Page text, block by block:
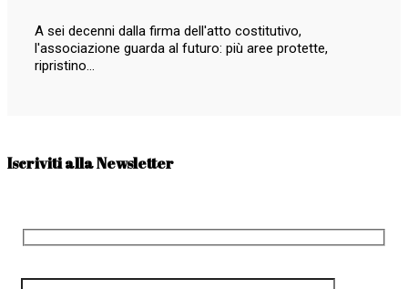
A sei decenni dalla firma dell'atto costitutivo,
l'associazione guarda al futuro: più aree protette,
ripristino…
Iscriviti alla Newsletter